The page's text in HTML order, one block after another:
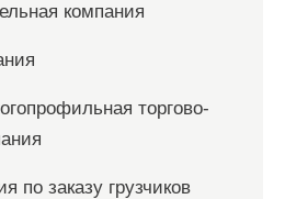
компания
торгово-
по заказу грузчиков